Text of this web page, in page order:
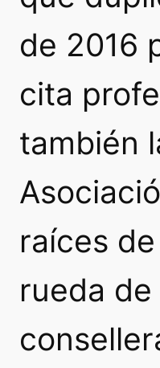
de 2016
cita
también
raíces
rueda